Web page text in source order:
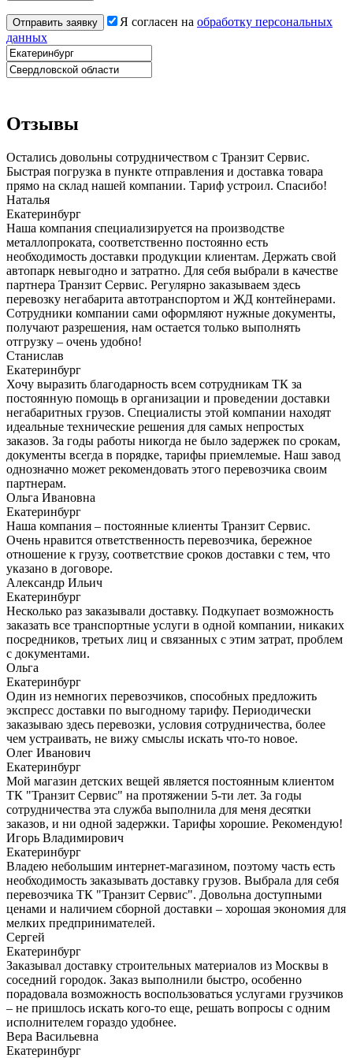
Я согласен на обработку персональных
данных
Отзывы
Остались довольны сотрудничеством с Транзит Сервис.
Быстрая погрузка в пункте отправления и доставка товара
прямо на склад нашей компании. Тариф устроил. Спасибо!
Наталья
Екатеринбург
Наша компания специализируется на производстве
металлопроката, соответственно постоянно есть
необходимость доставки продукции клиентам. Держать свой
автопарк невыгодно и затратно. Для себя выбрали в качестве
партнера Транзит Сервис. Регулярно заказываем здесь
перевозку негабарита автотранспортом и ЖД контейнерами.
Сотрудники компании сами оформляют нужные документы,
получают разрешения, нам остается только выполнять
отгрузку – очень удобно!
Станислав
Екатеринбург
Хочу выразить благодарность всем сотрудникам ТК за
постоянную помощь в организации и проведении доставки
негабаритных грузов. Специалисты этой компании находят
идеальные технические решения для самых непростых
заказов. За годы работы никогда не было задержек по срокам,
документы всегда в порядке, тарифы приемлемые. Наш завод
однозначно может рекомендовать этого перевозчика своим
партнерам.
Ольга Ивановна
Екатеринбург
Наша компания – постоянные клиенты Транзит Сервис.
Очень нравится ответственность перевозчика, бережное
отношение к грузу, соответствие сроков доставки с тем, что
указано в договоре.
Александр Ильич
Екатеринбург
Несколько раз заказывали доставку. Подкупает возможность
заказать все транспортные услуги в одной компании, никаких
посредников, третьих лиц и связанных с этим затрат, проблем
с документами.
Ольга
Екатеринбург
Один из немногих перевозчиков, способных предложить
экспресс доставки по выгодному тарифу. Периодически
заказываю здесь перевозки, условия сотрудничества, более
чем устраивать, не вижу смыслы искать что-то новое.
Олег Иванович
Екатеринбург
Мой магазин детских вещей является постоянным клиентом
ТК "Транзит Сервис" на протяжении 5-ти лет. За годы
сотрудничества эта служба выполнила для меня десятки
заказов, и ни одной задержки. Тарифы хорошие. Рекомендую!
Игорь Владимирович
Екатеринбург
Владею небольшим интернет-магазином, поэтому часть есть
необходимость заказывать доставку грузов. Выбрала для себя
перевозчика ТК "Транзит Сервис". Довольна доступными
ценами и наличием сборной доставки – хорошая экономия для
мелких предпринимателей.
Сергей
Екатеринбург
Заказывал доставку строительных материалов из Москвы в
соседний городок. Заказ выполнили быстро, особенно
порадовала возможность воспользоваться услугами грузчиков
– не пришлось искать кого-то еще, решать вопросы с одним
исполнителем гораздо удобнее.
Вера Васильевна
Екатеринбург